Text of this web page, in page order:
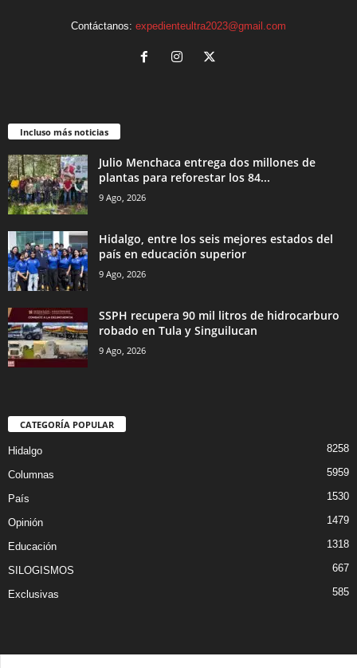
Contáctanos: expedienteultra2023@gmail.com
Incluso más noticias
Julio Menchaca entrega dos millones de
plantas para reforestar los 84...
9 Ago, 2026
Hidalgo, entre los seis mejores estados del
país en educación superior
9 Ago, 2026
SSPH recupera 90 mil litros de hidrocarburo
robado en Tula y Singuilucan
9 Ago, 2026
CATEGORÍA POPULAR
Hidalgo 8258
Columnas 5959
País 1530
Opinión 1479
Educación 1318
SILOGISMOS 667
Exclusivas 585